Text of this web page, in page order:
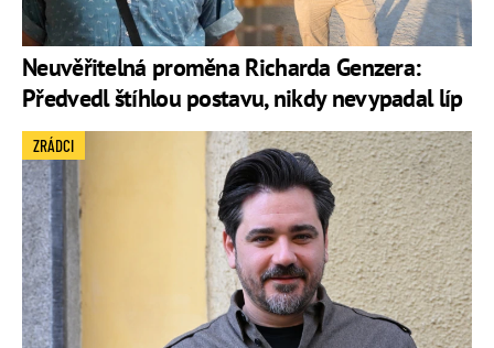
Neuvěřitelná proměna Richarda Genzera:
Předvedl štíhlou postavu, nikdy nevypadal líp
ZRÁDCI